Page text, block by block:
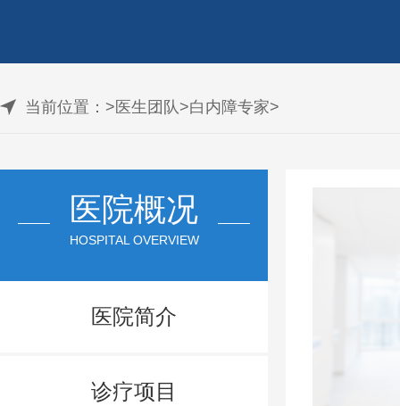
当前位置： > 医生团队>白内障专家>
医院概况
HOSPITAL OVERVIEW
医院简介
诊疗项目